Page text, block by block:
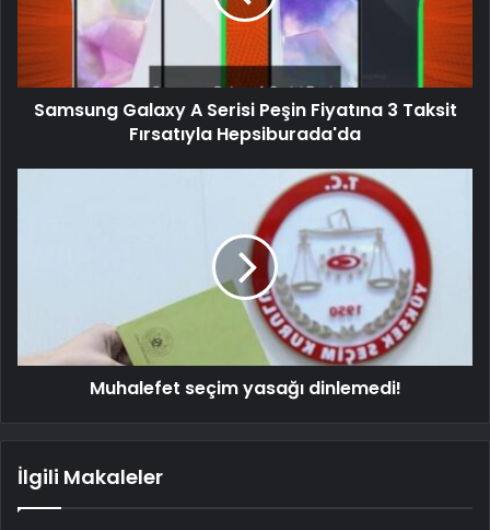
Samsung Galaxy A Serisi Peşin Fiyatına 3 Taksit
Fırsatıyla Hepsiburada'da
Muhalefet seçim yasağı dinlemedi!
İlgili Makaleler